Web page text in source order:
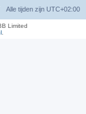
Alle tijden zijn UTC+02:00
Limited